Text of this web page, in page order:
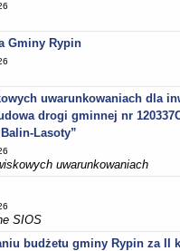
- MPZP
numery, granice oraz
wyborczych, opis granic
Rypin
Finansowa
organizacyjnych
Gminy Rypin
uwarunkowaniach dla
drogi gminnej nr
Lasoty”
uwarunkowaniach
SIOS
budżetu gminy Rypin za II